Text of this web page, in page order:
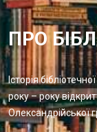
ПРО
Історія
року – року
Олександрійської